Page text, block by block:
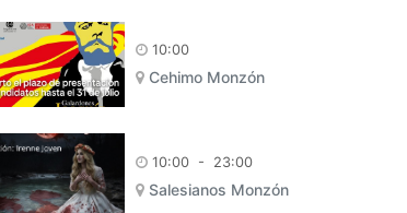
10:00
Cehimo Monzón
10:00 - 23:00
Salesianos Monzón